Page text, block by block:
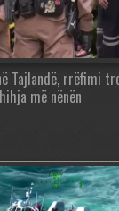
Tajlandë, rrëfimi
më nënën